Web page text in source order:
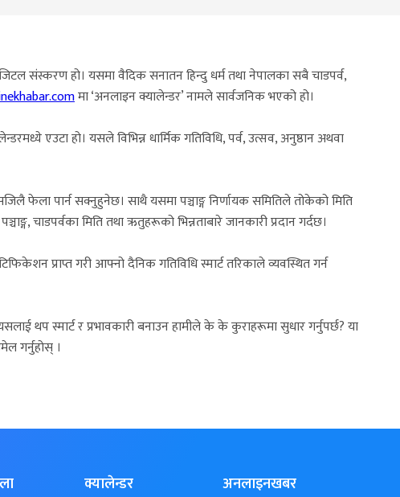
संस्करण हो। यसमा वैदिक सनातन हिन्दु धर्म तथा नेपालका सबै चाडपर्व,
मा ‘अनलाइन क्यालेन्डर’ नामले सार्वजनिक भएको हो।
एउटा हो। यसले विभिन्न धार्मिक गतिविधि, पर्व, उत्सव, अनुष्ठान अथवा
फेला पार्न सक्नुहुनेछ। साथै यसमा पञ्चाङ्ग निर्णायक समितिले तोकेको मिति
चाडपर्वका मिति तथा ऋतुहरूको भिन्नताबारे जानकारी प्रदान गर्दछ।
प्राप्त गरी आफ्नो दैनिक गतिविधि स्मार्ट तरिकाले व्यवस्थित गर्न
थप स्मार्ट र प्रभावकारी बनाउन हामीले के के कुराहरूमा सुधार गर्नुपर्छ? या
गर्नुहोस् ।
क्यालेन्डर अनलाइनखबर